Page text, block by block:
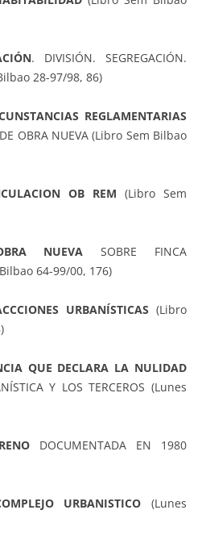
. DIVISIÓN. SEGREGACIÓN.
28-97/98, 86)
REGLAMENTARIAS
OBRA NUEVA (Libro Sem Bilbao
OB REM (Libro Sem
NUEVA SOBRE FINCA
64-99/00, 176)
URBANÍSTICAS (Libro
QUE DECLARA LA NULIDAD
Y LOS TERCEROS (Lunes
DOCUMENTADA EN 1980
URBANISTICO (Lunes